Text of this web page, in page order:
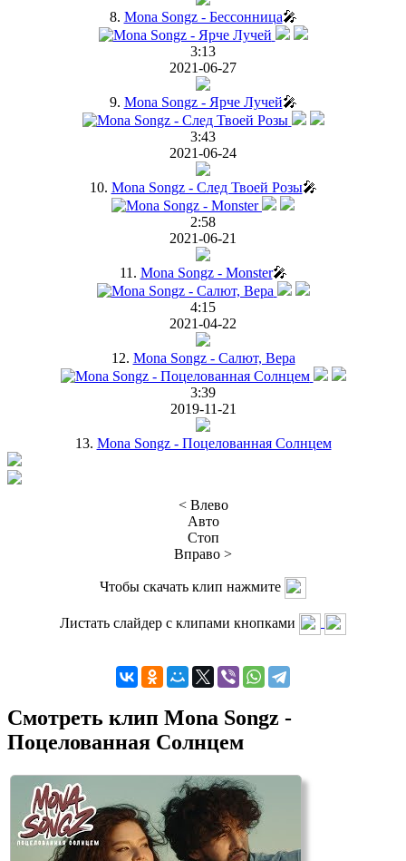
8. Mona Songz - Бессонница🎤
3:13
2021-06-27
9. Mona Songz - Ярче Лучей🎤
3:43
2021-06-24
10. Mona Songz - След Твоей Розы🎤
2:58
2021-06-21
11. Mona Songz - Monster🎤
4:15
2021-04-22
12. Mona Songz - Салют, Вера
3:39
2019-11-21
13. Mona Songz - Поцелованная Солнцем
< Влево
Авто
Стоп
Вправо >
Чтобы скачать клип нажмите
Листать слайдер с клипами кнопками
Смотреть клип Mona Songz -
Поцелованная Солнцем